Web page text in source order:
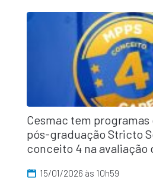
Cesmac tem
pós-graduação Stricto
conceito 4 na avaliação
15/01/2026 às 10h59